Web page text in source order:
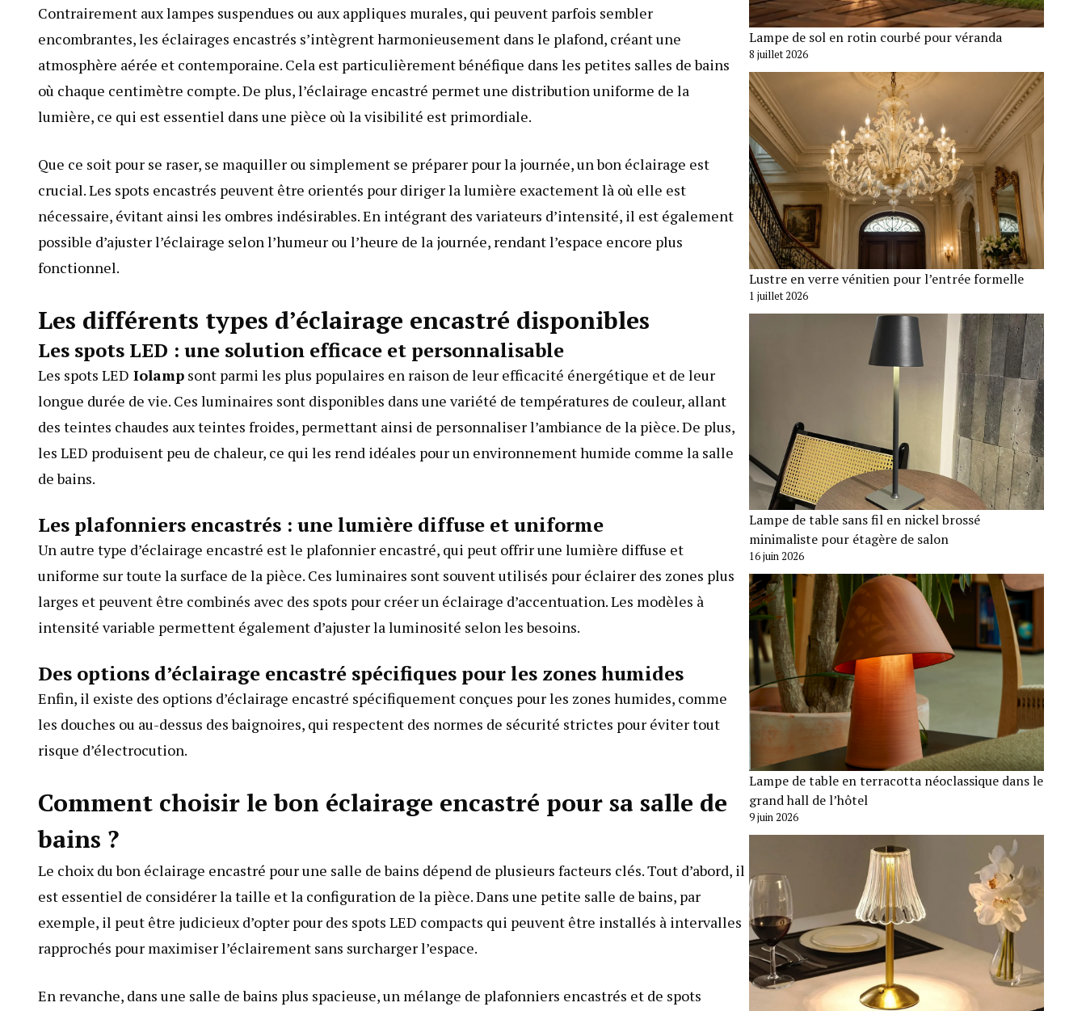
Contrairement aux lampes suspendues ou aux appliques murales, qui peuvent parfois sembler
encombrantes, les éclairages encastrés s’intègrent harmonieusement dans le plafond, créant une
atmosphère aérée et contemporaine. Cela est particulièrement bénéfique dans les petites salles de bains
où chaque centimètre compte. De plus, l’éclairage encastré permet une distribution uniforme de la
lumière, ce qui est essentiel dans une pièce où la visibilité est primordiale.
Que ce soit pour se raser, se maquiller ou simplement se préparer pour la journée, un bon éclairage est
crucial. Les spots encastrés peuvent être orientés pour diriger la lumière exactement là où elle est
nécessaire, évitant ainsi les ombres indésirables. En intégrant des variateurs d’intensité, il est également
possible d’ajuster l’éclairage selon l’humeur ou l’heure de la journée, rendant l’espace encore plus
fonctionnel.
Les différents types d’éclairage encastré disponibles
Les spots LED : une solution efficace et personnalisable
Les spots LED Iolamp sont parmi les plus populaires en raison de leur efficacité énergétique et de leur
longue durée de vie. Ces luminaires sont disponibles dans une variété de températures de couleur, allant
des teintes chaudes aux teintes froides, permettant ainsi de personnaliser l’ambiance de la pièce. De plus,
les LED produisent peu de chaleur, ce qui les rend idéales pour un environnement humide comme la salle
de bains.
Les plafonniers encastrés : une lumière diffuse et uniforme
Un autre type d’éclairage encastré est le plafonnier encastré, qui peut offrir une lumière diffuse et
uniforme sur toute la surface de la pièce. Ces luminaires sont souvent utilisés pour éclairer des zones plus
larges et peuvent être combinés avec des spots pour créer un éclairage d’accentuation. Les modèles à
intensité variable permettent également d’ajuster la luminosité selon les besoins.
Des options d’éclairage encastré spécifiques pour les zones humides
Enfin, il existe des options d’éclairage encastré spécifiquement conçues pour les zones humides, comme
les douches ou au-dessus des baignoires, qui respectent des normes de sécurité strictes pour éviter tout
risque d’électrocution.
Comment choisir le bon éclairage encastré pour sa salle de
bains ?
Le choix du bon éclairage encastré pour une salle de bains dépend de plusieurs facteurs clés. Tout d’abord, il
est essentiel de considérer la taille et la configuration de la pièce. Dans une petite salle de bains, par
exemple, il peut être judicieux d’opter pour des spots LED compacts qui peuvent être installés à intervalles
rapprochés pour maximiser l’éclairement sans surcharger l’espace.
En revanche, dans une salle de bains plus spacieuse, un mélange de plafonniers encastrés et de spots
Lampe de sol en rotin courbé pour véranda
8 juillet 2026
Lustre en verre vénitien pour l’entrée formelle
1 juillet 2026
Lampe de table sans fil en nickel brossé
minimaliste pour étagère de salon
16 juin 2026
Lampe de table en terracotta néoclassique dans le
grand hall de l’hôtel
9 juin 2026